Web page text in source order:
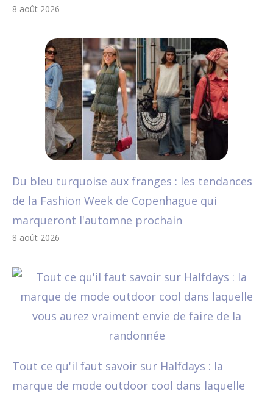
8 août 2026
Du bleu turquoise aux franges : les tendances
de la Fashion Week de Copenhague qui
marqueront l'automne prochain
8 août 2026
Tout ce qu'il faut savoir sur Halfdays : la
marque de mode outdoor cool dans laquelle